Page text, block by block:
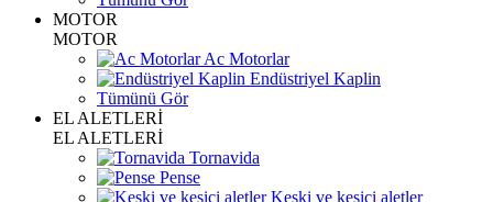
MOTOR
MOTOR
Ac Motorlar
Endüstriyel Kaplin
Tümünü Gör
EL ALETLERİ
EL ALETLERİ
Tornavida
Pense
Keski ve kesici aletler